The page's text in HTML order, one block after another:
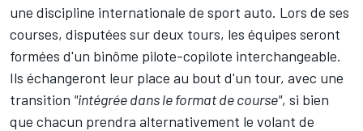
une discipline internationale de sport auto. Lors de ses
courses, disputées sur deux tours, les équipes seront
formées d'un binôme pilote-copilote interchangeable.
Ils échangeront leur place au bout d'un tour, avec une
transition "intégrée dans le format de course", si bien
que chacun prendra alternativement le volant de